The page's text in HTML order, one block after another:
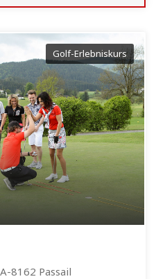
Golf-Erlebniskurs
8162 Passail